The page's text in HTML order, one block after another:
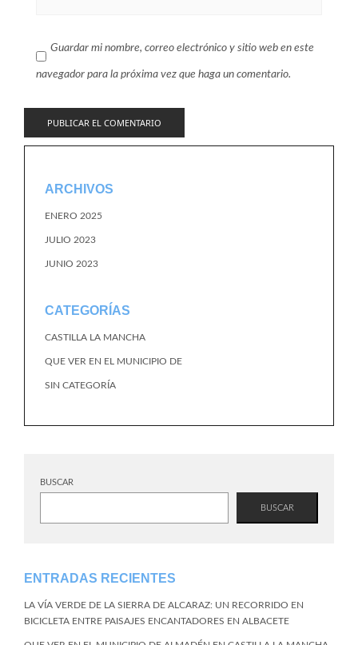
Guardar mi nombre, correo electrónico y sitio web en este
navegador para la próxima vez que haga un comentario.
ARCHIVOS
ENERO 2025
JULIO 2023
JUNIO 2023
CATEGORÍAS
CASTILLA LA MANCHA
QUE VER EN EL MUNICIPIO DE
SIN CATEGORÍA
BUSCAR
BUSCAR
ENTRADAS RECIENTES
LA VÍA VERDE DE LA SIERRA DE ALCARAZ: UN RECORRIDO EN
BICICLETA ENTRE PAISAJES ENCANTADORES EN ALBACETE